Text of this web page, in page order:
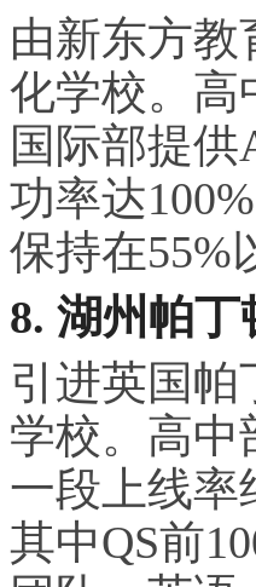
由新东方教
化学校。高
国际部提
功率达
保持在55%
8. 湖州帕
引进英国
学校。高中
一段上线率
其中QS前